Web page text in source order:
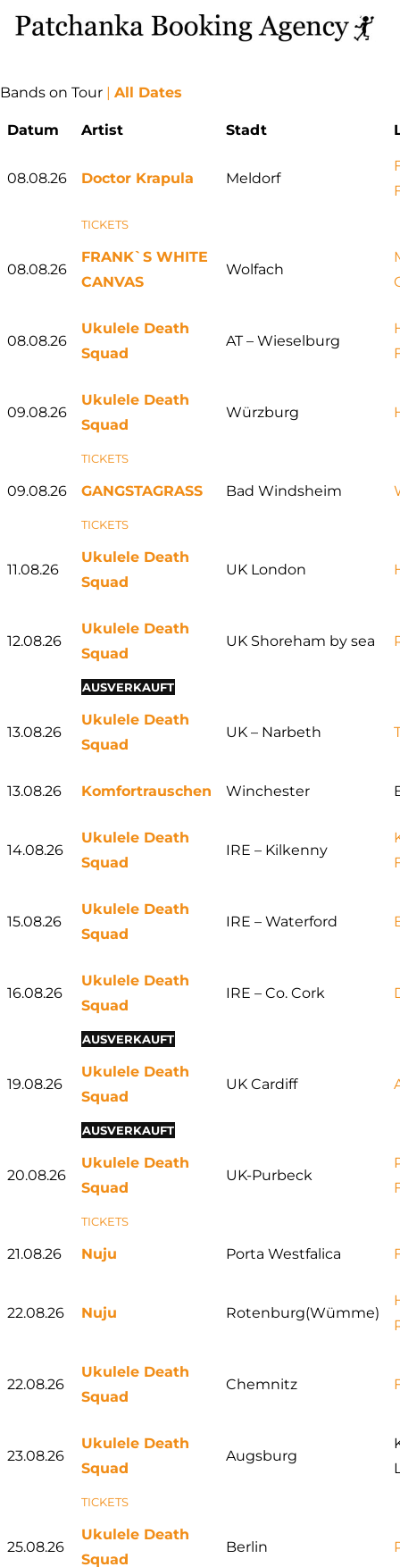
Bands on Tour | All Dates
Datum Artist Stadt
08.08.26 Doctor Krapula Meldorf
TICKETS
08.08.26
FRANK`S WHITE
CANVAS
Wolfach
08.08.26
Ukulele Death
Squad
AT – Wieselburg
09.08.26
Ukulele Death
Squad
Würzburg
TICKETS
09.08.26 GANGSTAGRASS Bad Windsheim
TICKETS
11.08.26
Ukulele Death
Squad
UK London
12.08.26
Ukulele Death
Squad
UK Shoreham by sea
AUSVERKAUFT
13.08.26
Ukulele Death
Squad
UK – Narbeth
13.08.26 Komfortrauschen Winchester
14.08.26
Ukulele Death
Squad
IRE – Kilkenny
15.08.26
Ukulele Death
Squad
IRE – Waterford
16.08.26
Ukulele Death
Squad
IRE – Co. Cork
AUSVERKAUFT
19.08.26
Ukulele Death
Squad
UK Cardiff
AUSVERKAUFT
20.08.26
Ukulele Death
Squad
UK-Purbeck
TICKETS
21.08.26 Nuju Porta Westfalica
22.08.26 Nuju Rotenburg(Wümme)
22.08.26
Ukulele Death
Squad
Chemnitz
23.08.26
Ukulele Death
Squad
Augsburg
TICKETS
25.08.26
Ukulele Death
Squad
Berlin